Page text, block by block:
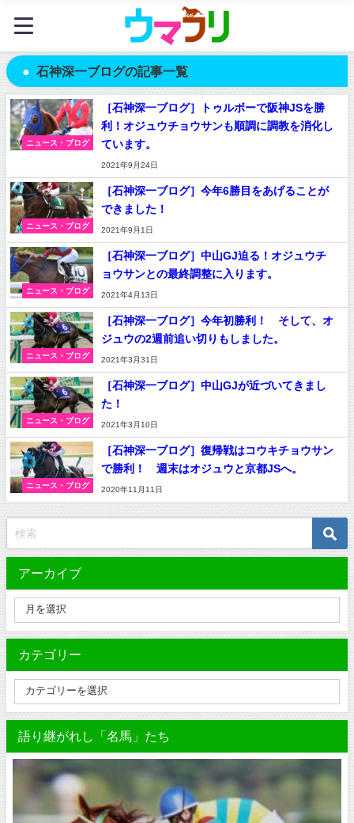
石神深一ブログの記事一覧
ニュース・ブログ
［石神深一ブログ］トゥルボーで阪神JSを勝
利！オジュウチョウサンも順調に調教を消化し
ています。
2021年9月24日
ニュース・ブログ
［石神深一ブログ］今年6勝目をあげることが
できました！
2021年9月1日
ニュース・ブログ
［石神深一ブログ］中山GJ迫る！オジュウチ
ョウサンとの最終調整に入ります。
2021年4月13日
ニュース・ブログ
［石神深一ブログ］今年初勝利！ そして、オ
ジュウの2週前追い切りもしました。
2021年3月31日
ニュース・ブログ
［石神深一ブログ］中山GJが近づいてきまし
た！
2021年3月10日
ニュース・ブログ
［石神深一ブログ］復帰戦はコウキチョウサン
で勝利！ 週末はオジュウと京都JSへ。
2020年11月11日
アーカイブ
カテゴリー
語り継がれし「名馬」たち